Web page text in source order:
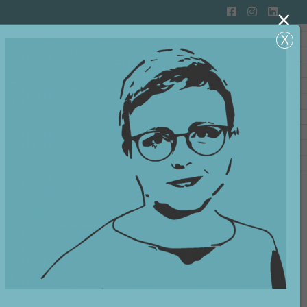
AKTUELLT OM OSS
×